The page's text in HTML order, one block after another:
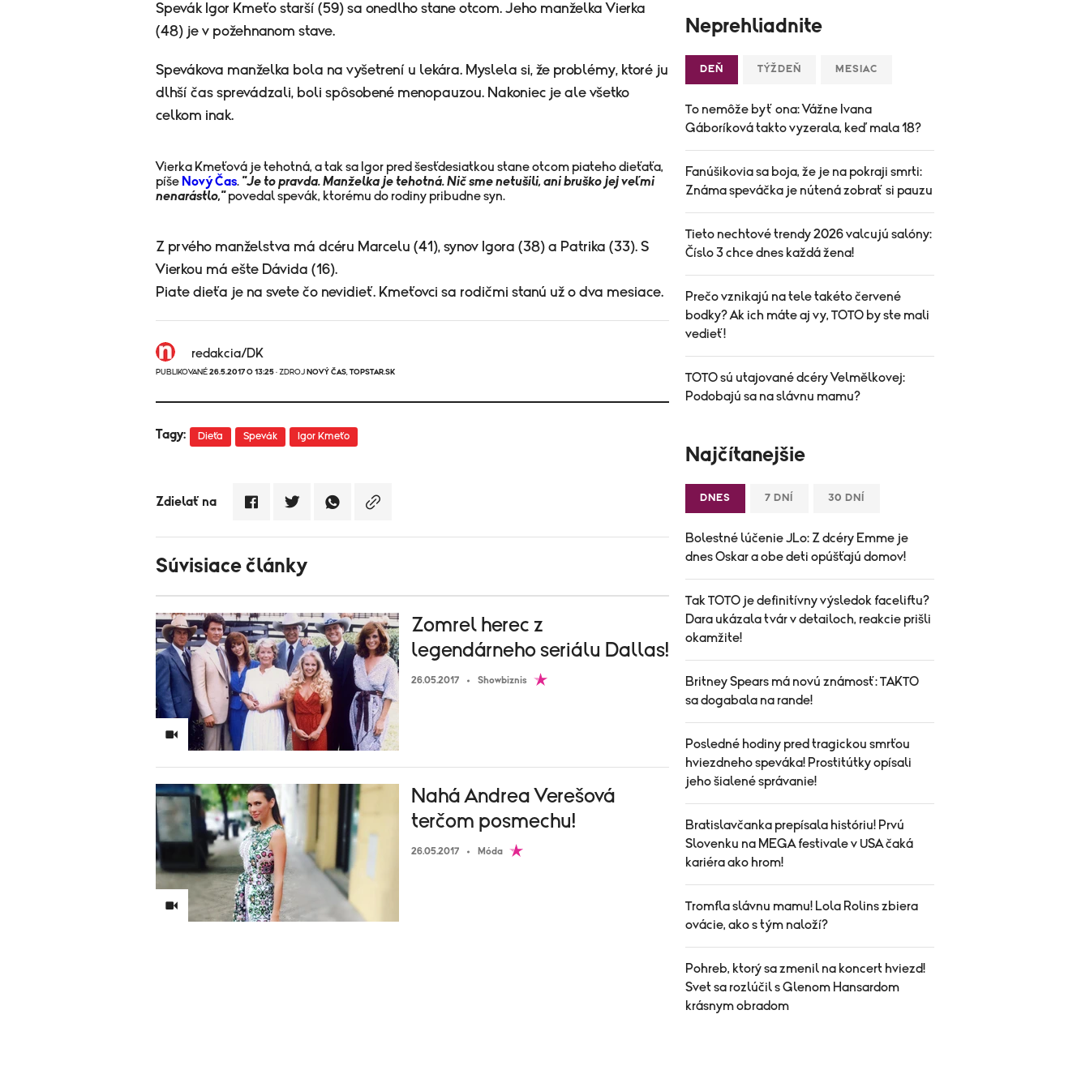
Spevák Igor Kmeťo starší (59) sa onedlho stane otcom. Jeho manželka Vierka
(48) je v požehnanom stave.
Spevákova manželka bola na vyšetrení u lekára. Myslela si, že problémy, ktoré ju
dlhší čas sprevádzali, boli spôsobené menopauzou. Nakoniec je ale všetko
celkom inak.
Vierka Kmeťová je tehotná, a tak sa Igor pred šesťdesiatkou stane otcom piateho dieťaťa,
píše Nový Čas. "Je to pravda. Manželka je tehotná. Nič sme netušili, ani bruško jej veľmi
nenarástlo," povedal spevák, ktorému do rodiny pribudne syn.
Z prvého manželstva má dcéru Marcelu (41), synov Igora (38) a Patrika (33). S
Vierkou má ešte Dávida (16).
Piate dieťa je na svete čo nevidieť. Kmeťovci sa rodičmi stanú už o dva mesiace.
redakcia/DK
PUBLIKOVANÉ 26.5.2017 O 13:25 · ZDROJ NOVÝ ČAS, TOPSTAR.SK
Tagy: Dieťa Spevák Igor Kmeťo
Zdielať na
Súvisiace články
Zomrel herec z
legendárneho seriálu Dallas!
26.05.2017 Showbiznis
Nahá Andrea Verešová
terčom posmechu!
26.05.2017 Móda
Neprehliadnite
DEŇ TÝŽDEŇ MESIAC
To nemôže byť ona: Vážne Ivana
Gáboríková takto vyzerala, keď mala 18?
Fanúšikovia sa boja, že je na pokraji smrti:
Známa speváčka je nútená zobrať si pauzu
Tieto nechtové trendy 2026 valcujú salóny:
Číslo 3 chce dnes každá žena!
Prečo vznikajú na tele takéto červené
bodky? Ak ich máte aj vy, TOTO by ste mali
vedieť!
TOTO sú utajované dcéry Velmělkovej:
Podobajú sa na slávnu mamu?
Najčítanejšie
DNES 7 DNÍ 30 DNÍ
Bolestné lúčenie JLo: Z dcéry Emme je
dnes Oskar a obe deti opúšťajú domov!
Tak TOTO je definitívny výsledok faceliftu?
Dara ukázala tvár v detailoch, reakcie prišli
okamžite!
Britney Spears má novú známosť: TAKTO
sa dogabala na rande!
Posledné hodiny pred tragickou smrťou
hviezdneho speváka! Prostitútky opísali
jeho šialené správanie!
Bratislavčanka prepísala históriu! Prvú
Slovenku na MEGA festivale v USA čaká
kariéra ako hrom!
Tromfla slávnu mamu! Lola Rolins zbiera
ovácie, ako s tým naloží?
Pohreb, ktorý sa zmenil na koncert hviezd!
Svet sa rozlúčil s Glenom Hansardom
krásnym obradom